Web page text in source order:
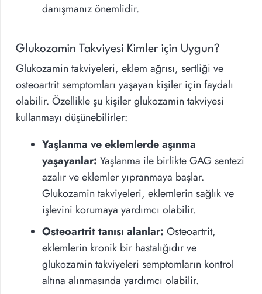
danışmanız önemlidir.
Glukozamin Takviyesi Kimler için Uygun?
Glukozamin takviyeleri, eklem ağrısı, sertliği ve
osteoartrit semptomları yaşayan kişiler için faydalı
olabilir. Özellikle şu kişiler glukozamin takviyesi
kullanmayı düşünebilirler:
Yaşlanma ve eklemlerde aşınma
yaşayanlar: Yaşlanma ile birlikte GAG sentezi
azalır ve eklemler yıpranmaya başlar.
Glukozamin takviyeleri, eklemlerin sağlık ve
işlevini korumaya yardımcı olabilir.
Osteoartrit tanısı alanlar: Osteoartrit,
eklemlerin kronik bir hastalığıdır ve
glukozamin takviyeleri semptomların kontrol
altına alınmasında yardımcı olabilir.